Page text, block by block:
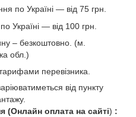
по Україні — від 75 грн.
Україні — від 100 грн.
– безкоштовно. (м.
обл.)
перевізника.
від пункту
(Онлайн оплата на сайті) :